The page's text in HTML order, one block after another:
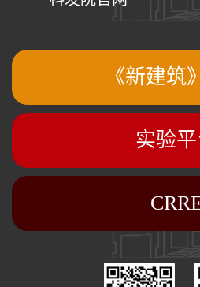
《新建筑
实验